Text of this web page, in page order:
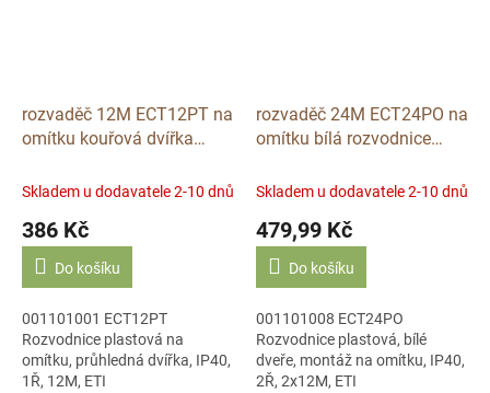
rozvaděč 12M ECT12PT na
omítku kouřová dvířka
Skladem u dodavatele 2-10 dnů
386 Kč
Do košíku
001101001 ECT12PT
Rozvodnice plastová na
omítku, průhledná dvířka, IP40,
1Ř, 12M, ETI
rozvaděč 24M ECT24PO na
omítku bílá rozvodnice
Skladem u dodavatele 2-10 dnů
479,99 Kč
Do košíku
001101008 ECT24PO
Rozvodnice plastová, bílé
dveře, montáž na omítku, IP40,
2Ř, 2x12M, ETI